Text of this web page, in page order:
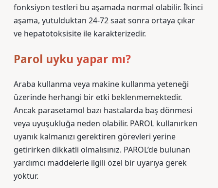
fonksiyon testleri bu aşamada normal olabilir. İkinci
aşama, yutulduktan 24-72 saat sonra ortaya çıkar
ve hepatotoksisite ile karakterizedir.
Parol uyku yapar mı?
Araba kullanma veya makine kullanma yeteneği
üzerinde herhangi bir etki beklenmemektedir.
Ancak parasetamol bazı hastalarda baş dönmesi
veya uyuşukluğa neden olabilir. PAROL kullanırken
uyanık kalmanızı gerektiren görevleri yerine
getirirken dikkatli olmalısınız. PAROL’de bulunan
yardımcı maddelerle ilgili özel bir uyarıya gerek
yoktur.